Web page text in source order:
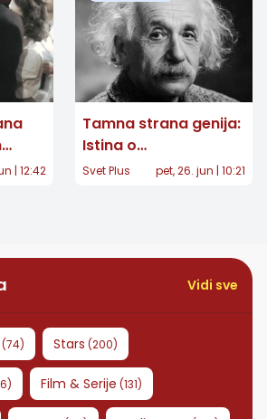
| 12:42
Tamna strana genija:
Istina o
katastrofalnom
Svet Plus pet, 26. jun | 10:21
Vidi sve
(74) Stars (200)
) Film & Serije (131)